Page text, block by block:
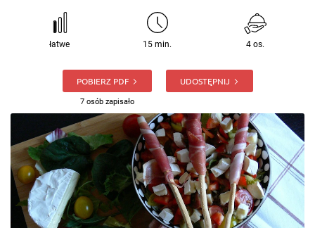
łatwe 15 min. 4 os.
POBIERZ PDF
7 osób zapisało
UDOSTĘPNIJ